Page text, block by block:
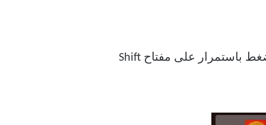
يمكنك الآن الضغط على Ctrl + A (Cmd + A على جهاز Mac) لتحديد كل الأغاني. يمكنك أيضًا الضغط باستمرار على مفتاح Shift